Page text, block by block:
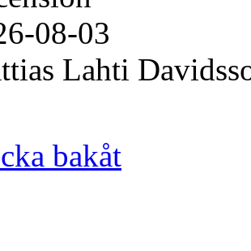
08-03
Lahti
bakåt